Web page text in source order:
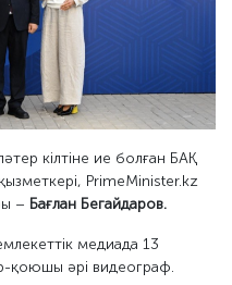
кілтіне ие болған БАҚ
PrimeMinister.kz
– Бағлан Бегайдаров.
медиада 13
қоюшы әрі видеограф.